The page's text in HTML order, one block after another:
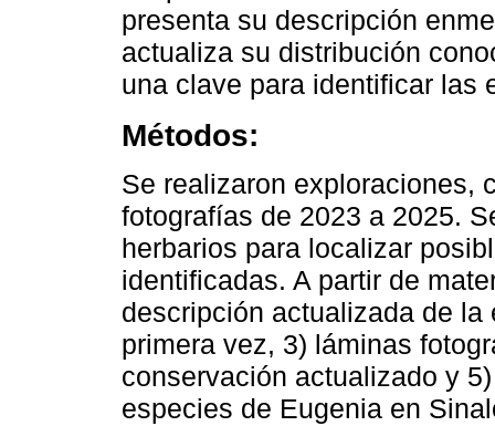
presenta su descripción
actualiza su distribución
una clave para identificar las
Métodos:
Se realizaron exploraciones,
fotografías de 2023 a 2025.
herbarios para localizar
identificadas. A partir de
descripción actualizada de
primera vez, 3) láminas
conservación actualizado y
especies de Eugenia en